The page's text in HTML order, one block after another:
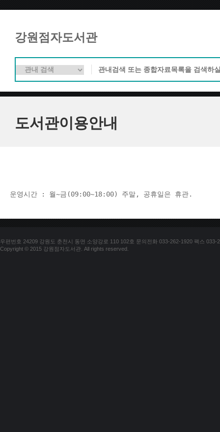
강원점자도서관
도서관이용안내
운영시간 : 월~금(09:00~18:00) 주말, 공휴일은 휴관.
우편번호 24209 강원도 춘천시 동면 소양강로 110 102호 문의전화 033-262-1920 팩스 033-
Copyright © 2015 강원점자도서관. All rights reserved.